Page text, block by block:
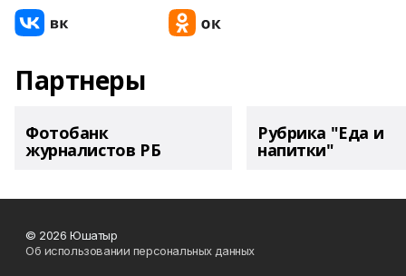
Партнеры
Фотобанк
журналистов РБ
Рубрика "Еда и
напитки"
© 2026 Юшатыр
Об использовании персональных данных